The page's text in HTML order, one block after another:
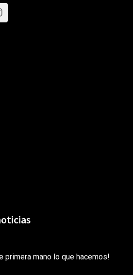
primera mano lo que hacemos!